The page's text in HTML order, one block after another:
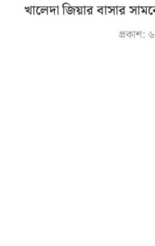
খালেদা জিয়ার বাসার
প্রকাশ: